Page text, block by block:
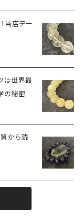
当店デー
は世界最
の秘密
から読